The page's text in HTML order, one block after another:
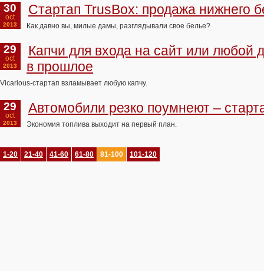
30
oct
2013
Стартап TrusBox: продажа нижнего
Как давно вы, милые дамы, разглядывали свое белье?
29
oct
2013
Капчи для входа на сайт или любой
в прошлое
Vicarious-стартап взламывает любую капчу.
29
oct
2013
Автомобили резко поумнеют –
Экономия топлива выходит на первый план.
1-20 21-40 41-60 61-80 81-100 101-120